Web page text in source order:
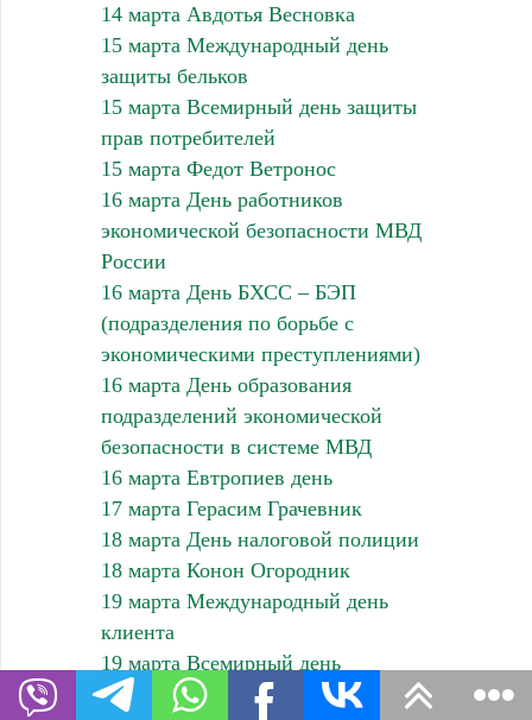
14 марта Авдотья Весновка
15 марта Международный день
защиты бельков
15 марта Всемирный день защиты
прав потребителей
15 марта Федот Ветронос
16 марта День работников
экономической безопасности МВД
России
16 марта День БХСС – БЭП
(подразделения по борьбе с
экономическими преступлениями)
16 марта День образования
подразделений экономической
безопасности в системе МВД
16 марта Евтропиев день
17 марта Герасим Грачевник
18 марта День налоговой полиции
18 марта Конон Огородник
19 марта Международный день
клиента
19 марта Всемирный день
планетариев